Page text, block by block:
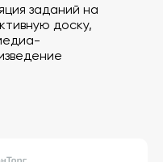
заданий на
доску,